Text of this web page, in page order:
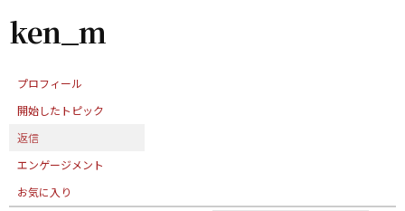
プ
ム
ken_m
プロフィール
開始したトピック
返信
エンゲージメント
お気に入り